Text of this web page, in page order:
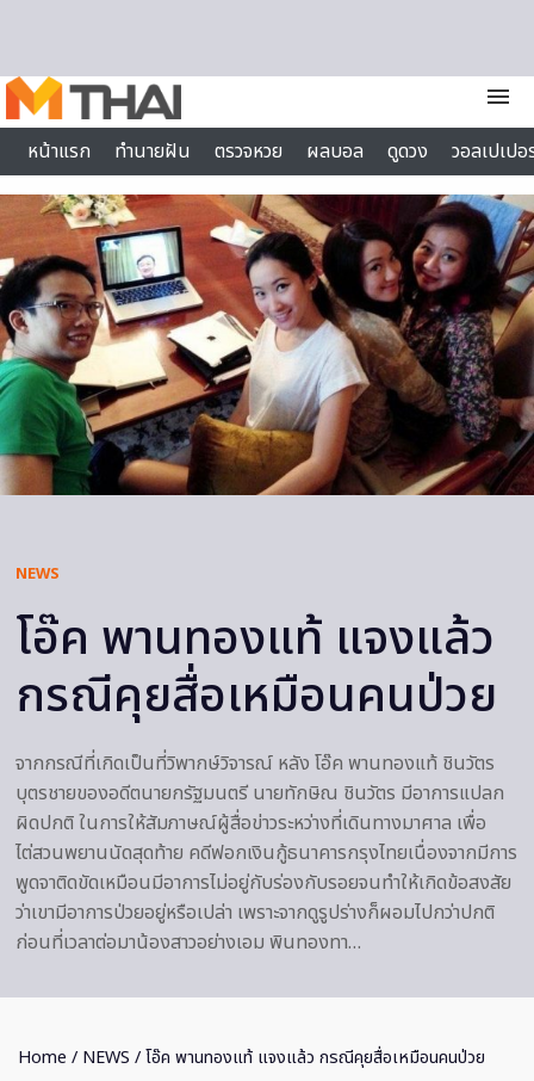
menu
หน้าแรก
ทำนายฝัน ตรวจหวย ผลบอล ดูดวง
วอลเปเป
ไลฟ์สไตล์
NEWS
โอ๊ค พานทองแท้ แจงแล้ว
กรณีคุยสื่อเหมือนคนป่วย
จากกรณีที่เกิดเป็นที่วิพากษ์วิจารณ์ หลัง โอ๊ค พานทองแท้ ชินวัตร
บุตรชายของอดีตนายกรัฐมนตรี นายทักษิณ ชินวัตร มีอาการแปลก
ผิดปกติ ในการให้สัมภาษณ์ผู้สื่อข่าวระหว่างที่เดินทางมาศาล เพื่อ
ไต่สวนพยานนัดสุดท้าย คดีฟอกเงินกู้ธนาคารกรุงไทยเนื่องจากมีการ
พูดจาติดขัดเหมือนมีอาการไม่อยู่กับร่องกับรอยจนทำให้เกิดข้อสงสัย
ว่าเขามีอาการป่วยอยู่หรือเปล่า เพราะจากดูรูปร่างก็ผอมไปกว่าปกติ
ก่อนที่เวลาต่อมาน้องสาวอย่างเอม พินทองทา…
Home / NEWS / โอ๊ค พานทองแท้ แจงแล้ว กรณีคุยสื่อเหมือนคนป่วย